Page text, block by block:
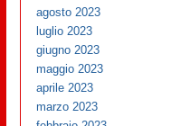
agosto 2023
luglio 2023
giugno 2023
maggio 2023
aprile 2023
marzo 2023